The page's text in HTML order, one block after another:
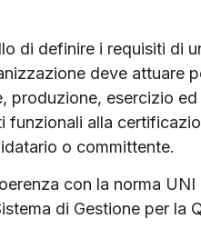
di definire i requisiti di
deve attuare
produzione, esercizio
funzionali alla
o committente.
con la norma UNI
di Gestione per la